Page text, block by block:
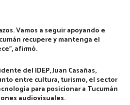
Vamos a seguir apoyando e
recupere y mantenga el
afirmó.
del IDEP,Juan Casañas,
entre cultura, turismo, el sector
para posicionar a Tucumán
audiovisuales.